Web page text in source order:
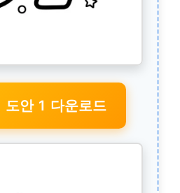
도안 1 다운로드